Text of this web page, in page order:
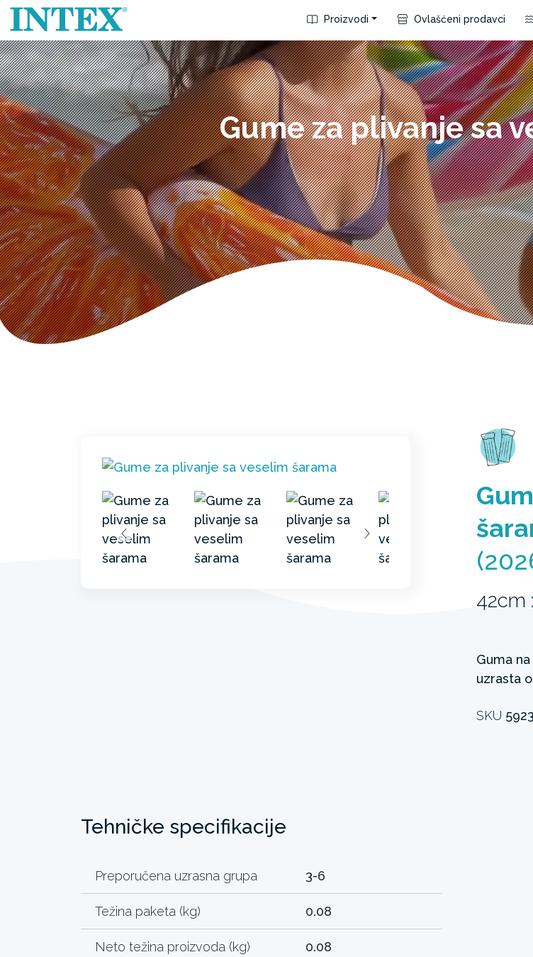
Proizvodi Ovlašćeni prodavci
Gume za plivanje sa
42cm
Guma
uzrasta
SKU
Tehničke specifikacije
Preporučena uzrasna grupa 3-6
Težina paketa (kg) 0.08
Neto težina proizvoda (kg) 0.08